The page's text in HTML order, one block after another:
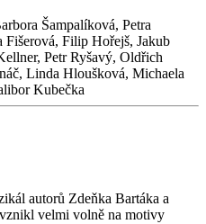
Šampalíková, Petra
Fišerová, Filip Hořejš, Jakub
Petr Ryšavý, Oldřich
Linda Hloušková, Michaela
Kubečka
autorů Zdeňka Bartáka a
velmi volně na motivy